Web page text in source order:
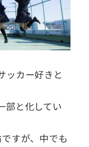
ッカー好きと
部と化してい
すが、中でも